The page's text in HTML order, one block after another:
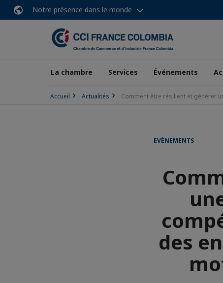
Notre présence dans le monde
La chambre Services Événements
Accueil Actualités Comment être résilient et générer
EVÈNEMENTS
des